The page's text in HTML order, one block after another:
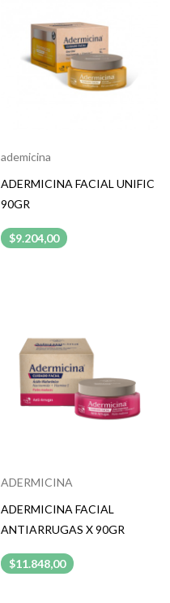
ademicina
ADERMICINA FACIAL UNIFIC
90GR
$9.204,00
ADERMICINA
ADERMICINA FACIAL
ANTIARRUGAS X 90GR
$11.848,00